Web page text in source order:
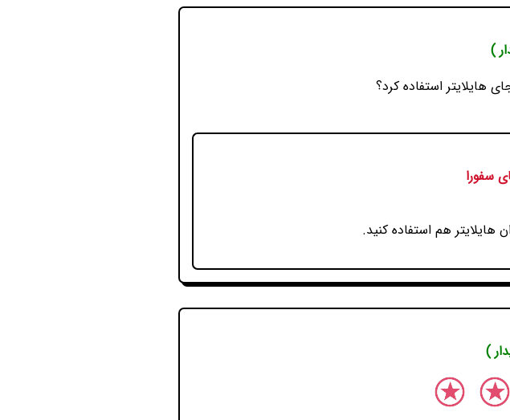
)
هایلایتر استفاده کرد؟
سفورا
هایلایتر هم استفاده کنید.
)